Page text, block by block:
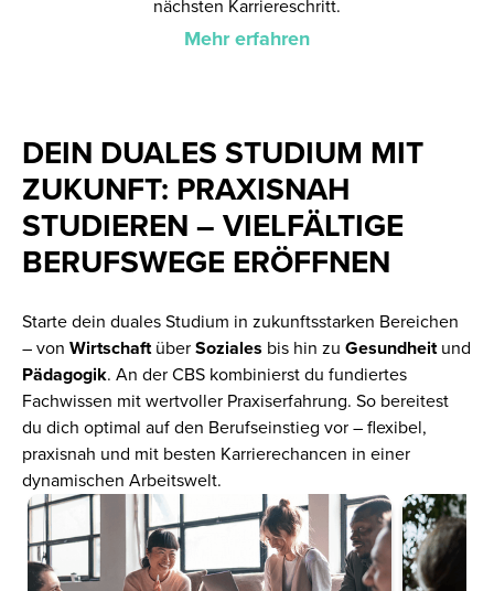
nächsten Karriereschritt.
Mehr erfahren
DEIN DUALES STUDIUM MIT
ZUKUNFT: PRAXISNAH
STUDIEREN – VIELFÄLTIGE
BERUFSWEGE ERÖFFNEN
Starte dein duales Studium in zukunftsstarken Bereichen
– von Wirtschaftüber Soziales bis hin zu Gesundheitund
Pädagogik. An der CBS kombinierst du fundiertes
Fachwissen mit wertvoller Praxiserfahrung. So bereitest
du dich optimal auf den Berufseinstieg vor – flexibel,
praxisnah und mit besten Karrierechancen in einer
dynamischen Arbeitswelt.